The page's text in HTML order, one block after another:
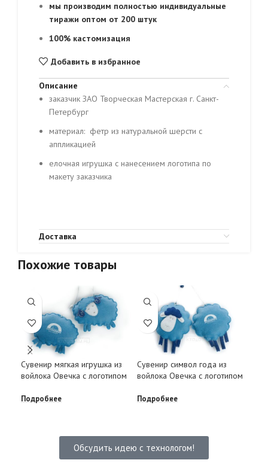
мы производим полностью индивидуальные
тиражи оптом от 200 штук
100% кастомизация
Добавить в избранное
Описание
заказчик ЗАО Творческая Мастерская г. Санкт-
Петербург
материал: фетр из натуральной шерсти с
аппликацией
елочная игрушка с нанесением логотипа по
макету заказчика
Доставка
Похожие товары
Сувенир мягкая игрушка из
войлока Овечка с логотипом
Подробнее
Сувенир символ года из
войлока Овечка с логотипом
Подробнее
Обсудить идею с технологом!